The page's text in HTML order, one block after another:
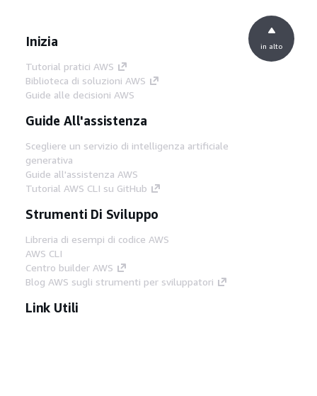
Inizia
Tutorial pratici AWS
Biblioteca di soluzioni AWS
Guide alle decisioni AWS
Guide All'assistenza
Scegliere un servizio di intelligenza artificiale
generativa
Guide all'assistenza AWS
Tutorial AWS CLI su GitHub
Strumenti Di Sviluppo
Libreria di esempi di codice AWS
AWS CLI
Centro builder AWS
Blog AWS sugli strumenti per sviluppatori
Link Utili
in alto